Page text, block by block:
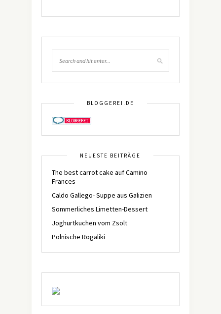
BLOGGEREI.DE
NEUESTE BEITRÄGE
The best carrot cake auf Camino
Frances
Caldo Gallego- Suppe aus Galizien
Sommerliches Limetten-Dessert
Joghurtkuchen vom Zsolt
Polnische Rogaliki